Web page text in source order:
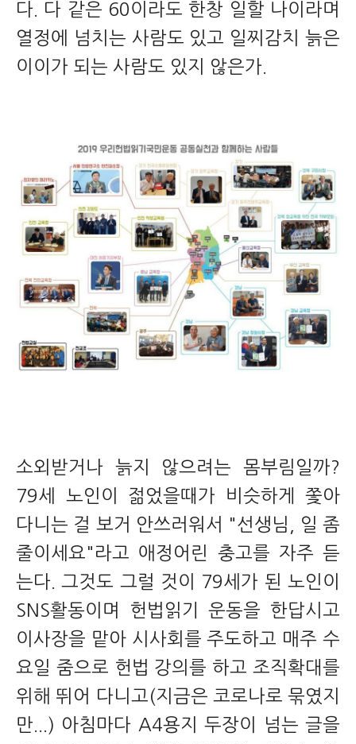
다. 다 같은 60이라도 한창 일할 나이라며
열정에 넘치는 사람도 있고 일찌감치 늙은
이이가 되는 사람도 있지 않은가.
소외받거나 늙지 않으려는 몸부림일까?
79세 노인이 젊었을때가 비슷하게 쫓아
다니는 걸 보거 안쓰러워서 "선생님, 일 좀
줄이세요"라고 애정어린 충고를 자주 듣
는다. 그것도 그럴 것이 79세가 된 노인이
SNS활동이며 헌법읽기 운동을 한답시고
이사장을 맡아 시사회를 주도하고 매주 수
요일 줌으로 헌법 강의를 하고 조직확대를
위해 뛰어 다니고(지금은 코로나로 묶였지
만...) 아침마다 A4용지 두장이 넘는 글을